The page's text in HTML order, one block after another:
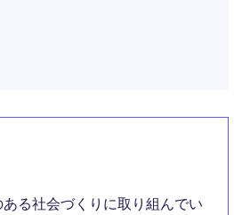
る社会づくりに取り組んでい